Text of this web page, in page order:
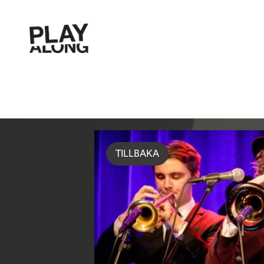
TILLBAKA